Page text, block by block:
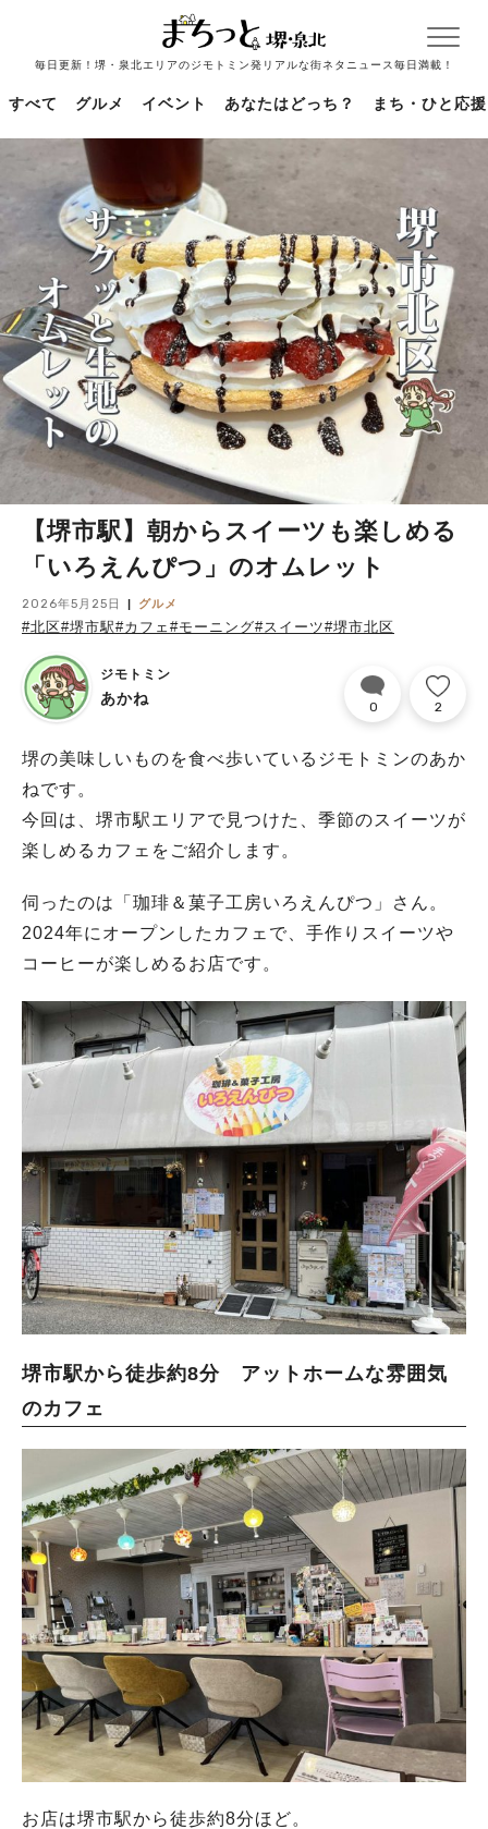
毎日更新！堺・泉北エリアのジモトミン発リアルな街ネタニュース毎日満載！
すべて グルメ イベント あなたはどっち？ まち・ひと応援
【堺市駅】朝からスイーツも楽しめる
「いろえんぴつ」のオムレット
2026年5月25日 グルメ
#北区#堺市駅#カフェ #モーニング#スイーツ#堺市北区
ジモトミン
あかね 0 2
堺の美味しいものを食べ歩いているジモトミンのあか
ねです。
今回は、堺市駅エリアで見つけた、季節のスイーツが
楽しめるカフェをご紹介します。
伺ったのは「珈琲＆菓子工房いろえんぴつ」さん。
2024年にオープンしたカフェで、手作りスイーツや
コーヒーが楽しめるお店です。
堺市駅から徒歩約8分 アットホームな雰囲気
のカフェ
お店は堺市駅から徒歩約8分ほど。